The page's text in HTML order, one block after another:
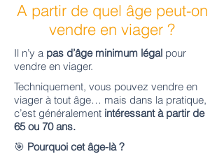
A partir de quel âge peut-on
vendre en viager ?
Il n’y a pas d’âge minimum légal pour
vendre en viager.
Techniquement, vous pouvez vendre en
viager à tout âge… mais dans la pratique,
c’est généralement intéressant à partir de
65 ou 70 ans.
🎯 Pourquoi cet âge-là ?